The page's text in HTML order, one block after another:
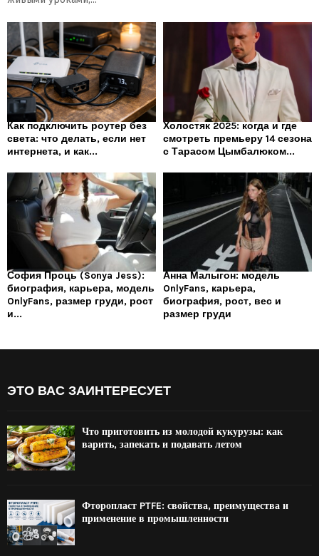
Как подключить роутер без
света: что делать, если нет
интернета, и как...
Холостяк 2025: когда и где
смотреть премьеру 14 сезона
с Тарасом Цымбалюком...
София Проць (Sonya Jess):
биография, карьера, модель
OnlyFans, размер груди, рост
и...
Анна Малыгон: модель
OnlyFans, карьера,
биография, рост, вес и
размер груди
ЭТО ВАС ЗАИНТЕРЕСУЕТ
Что приготовить из молодой кукурузы: как
варить, запекать и подавать летом
Фторопласт PTFE: свойства, преимущества и
применение в промышленности